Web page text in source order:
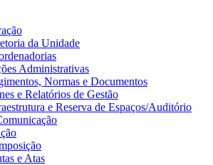
da Unidade
Administrativas
Normas e Documentos
e Relatórios de Gestão
e Reserva de Espaços/Auditório
e Atas